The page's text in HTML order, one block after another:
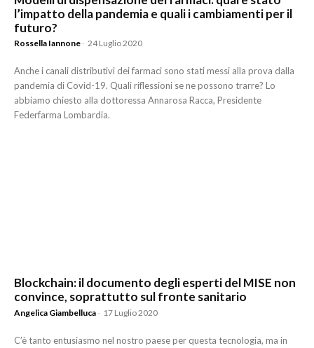
l’impatto della pandemia e quali i cambiamenti per il
futuro?
Rossella Iannone - 24 Luglio 2020
Anche i canali distributivi dei farmaci sono stati messi alla prova dalla
pandemia di Covid-19. Quali riflessioni se ne possono trarre? Lo
abbiamo chiesto alla dottoressa Annarosa Racca, Presidente
Federfarma Lombardia.
Blockchain: il documento degli esperti del MISE non
convince, soprattutto sul fronte sanitario
Angelica Giambelluca - 17 Luglio 2020
C’è tanto entusiasmo nel nostro paese per questa tecnologia, ma in